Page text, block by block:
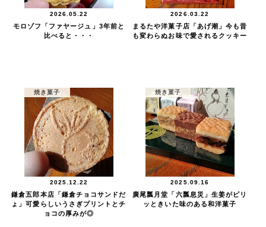
2026.05.22
モロゾフ「ファヤージュ」3年前と
比べると・・・
2026.03.22
まるたや洋菓子店「あげ潮」今も昔
も変わらぬお味で愛されるクッキー
焼き菓子
2025.12.22
鎌倉五郎本店「鎌倉チョコサンドだ
ょ」可愛らしいうさぎプリントとチ
ョコの厚みが◎
焼き菓子
2025.09.16
廣尾瓢月堂「六瓢息災」生姜がピリ
ッときいた味のある和洋菓子